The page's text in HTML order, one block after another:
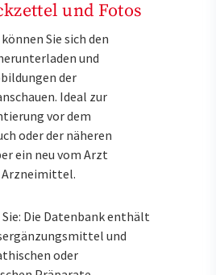
und Fotos
Sie sich den
und
der
Ideal zur
vor dem
oder der näheren
ein neu vom Arzt
Arzneimittel.
Die Datenbank enthält
und
oder